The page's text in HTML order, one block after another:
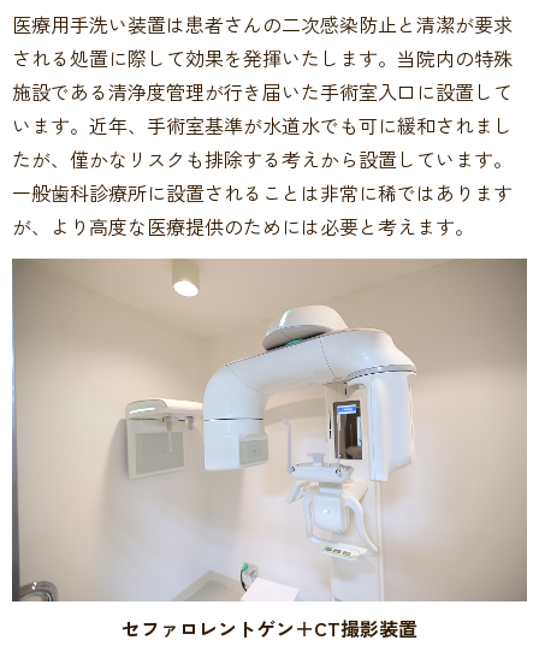
医療用手洗い装置は患者さんの二次感染防止と清潔が要求
される処置に際して効果を発揮いたします。当院内の特殊
施設である清浄度管理が行き届いた手術室入口に設置して
います。近年、手術室基準が水道水でも可に緩和されまし
たが、僅かなリスクも排除する考えから設置しています。
一般歯科診療所に設置されることは非常に稀ではあります
が、より高度な医療提供のためには必要と考えます。
セファロレントゲン＋CT撮影装置